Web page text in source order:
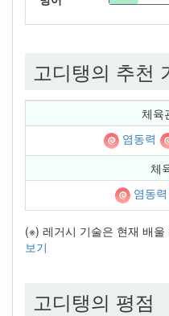
고디탱의 추천
체육
염동력
체
염동력
(※) 레거시 기술은 현재 배울
보기
고디탱의 평점